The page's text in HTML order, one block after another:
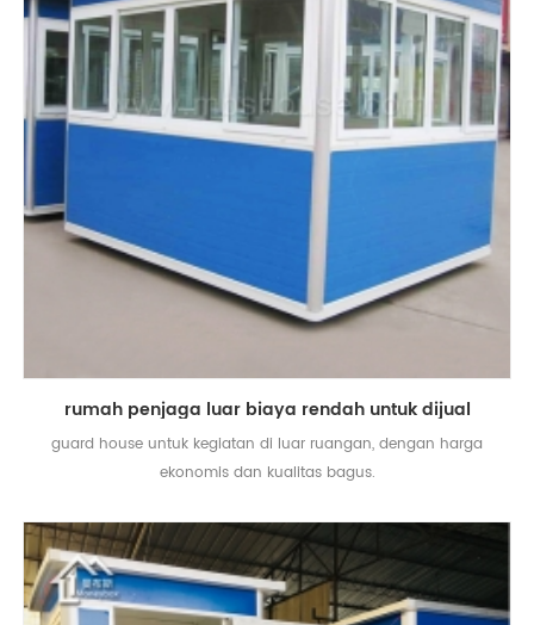
rumah penjaga luar biaya rendah untuk dijual
guard house untuk kegiatan di luar ruangan, dengan harga
ekonomis dan kualitas bagus.